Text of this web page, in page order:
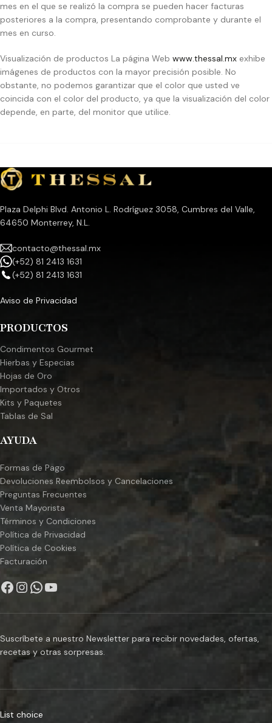
mes en el que se realizó la compra se pueden hacer facturas
posteriores a la compra, presentando comprobante y durante el
mes en curso.
Visualización de productos La página Web www.thessal.mx exhibe
imágenes de productos con la mayor precisión posible. No
obstante, no podemos garantizar que el color que usted ve
coincida con el color del producto, ya que la visualización del color
depende, en parte, del monitor que utilice.
Plaza Delphi Blvd. Antonio L. Rodríguez 3058, Cumbres del Valle,
64650 Monterrey, N.L.
contacto@thessal.mx
(+52) 81 2413 1631
(+52) 81 2413 1631
Aviso de Privacidad
PRODUCTOS
Condimentos Gourmet
Hierbas y Especias
Hojas de Oro
Importados y Otros
Kits y Paquetes
Tablas de Sal
AYUDA
Formas de Pago
Devoluciones Reembolsos y Cancelaciones
Preguntas Frecuentes
Venta Mayorista
Términos y Condiciones
Política de Privacidad
Política de Cookies
Facturación
Suscríbete a nuestro Newsletter para recibir novedades, ofertas,
recetas y otras sorpresas.
List choice